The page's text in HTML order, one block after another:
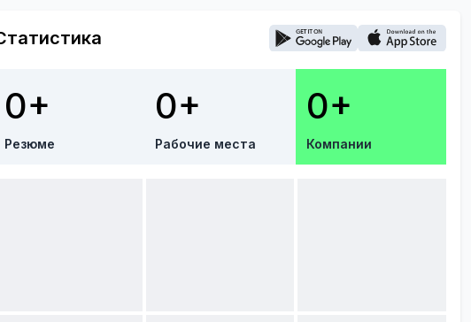
0+
Резюме
0+
Рабочие места
0+
Компании